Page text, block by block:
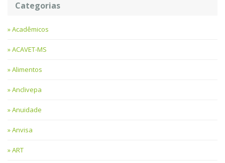
Categorias
Acadêmicos
ACAVET-MS
Alimentos
Anclivepa
Anuidade
Anvisa
ART